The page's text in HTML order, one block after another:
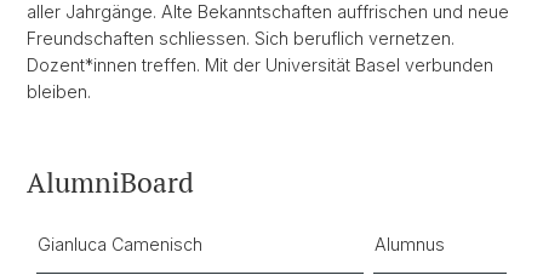
aller Jahrgänge. Alte Bekanntschaften auffrischen und neue
Freundschaften schliessen. Sich beruflich vernetzen.
Dozent*innen treffen. Mit der Universität Basel verbunden
bleiben.
AlumniBoard
Gianluca Camenisch Alumnus